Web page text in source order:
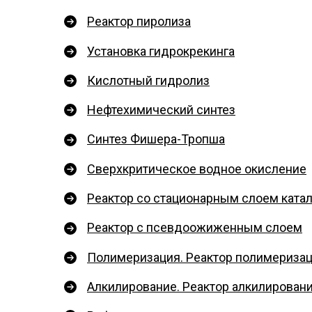
Реактор пиролиза
Установка гидрокрекинга
Кислотный гидролиз
Нефтехимический синтез
Синтез Фишера-Тропша
Сверхкритическое водное окисление
Реактор со стационарным слоем
Реактор с псевдоожиженным слоем
Полимеризация. Реактор
Алкилирование. Реактор